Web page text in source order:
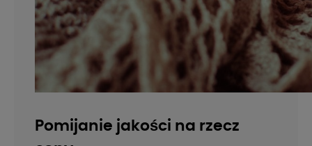
Pomijanie jakości na rzecz